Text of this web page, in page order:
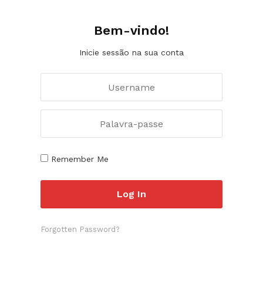
Bem-vindo!
Inicie sessão na sua conta
Remember Me
Forgotten Password?